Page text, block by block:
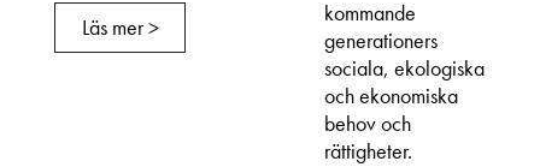
Läs mer >
kommande
generationers
sociala, ekologiska
och ekonomiska
behov och
rättigheter.